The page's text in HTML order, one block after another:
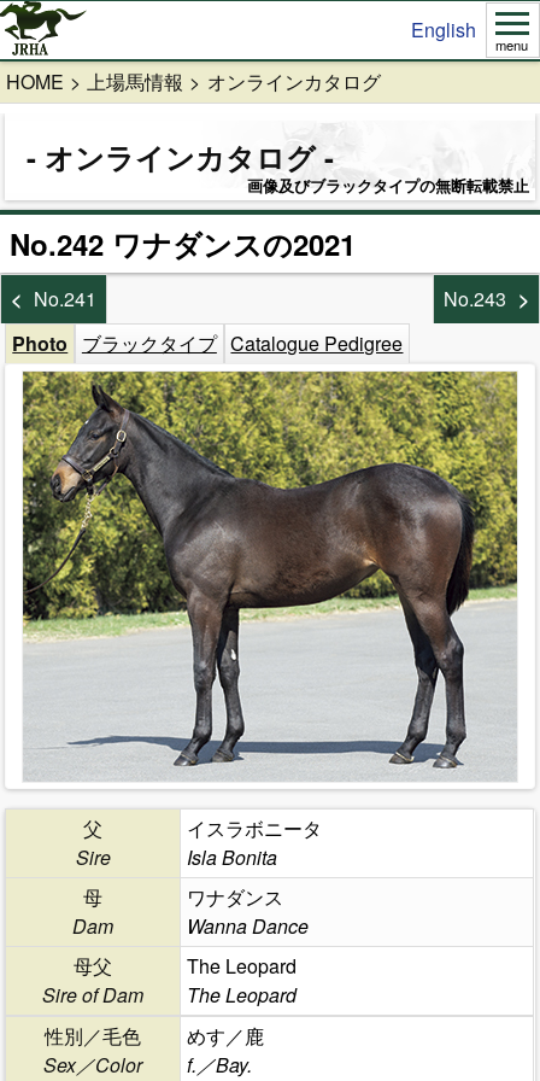
English
menu
HOME 上場馬情報 オンラインカタログ
オンラインカタログ
画像及びブラックタイプの無断転載禁止
No.242 ワナダンスの2021
No.241
No.243
Photo
ブラックタイプ Catalogue Pedigree
父
Sire
イスラボニータ
Isla Bonita
母
Dam
ワナダンス
Wanna Dance
母父
Sire of Dam
The Leopard
The Leopard
性別／毛色
Sex／Color
めす／鹿
f.／Bay.